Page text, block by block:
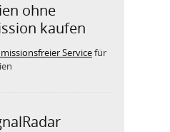
ohne
kaufen
Servicefür